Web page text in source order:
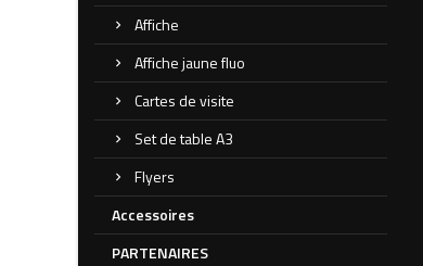
Affiche
Affiche jaune fluo
Cartes de visite
Set de table A3
Flyers
Accessoires
PARTENAIRES